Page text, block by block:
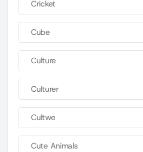
Cricket
Cube
Culture
Culturer
Cultwe
Cute Animals